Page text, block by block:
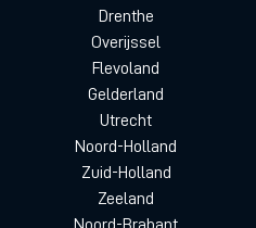
Drenthe
Overijssel
Flevoland
Gelderland
Utrecht
Noord-Holland
Zuid-Holland
Zeeland